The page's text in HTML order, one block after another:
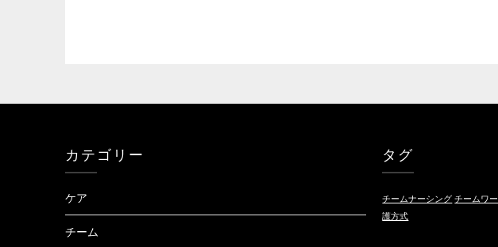
カテゴリー
ケア
チーム
タグ
チームナーシング チームワ
護方式